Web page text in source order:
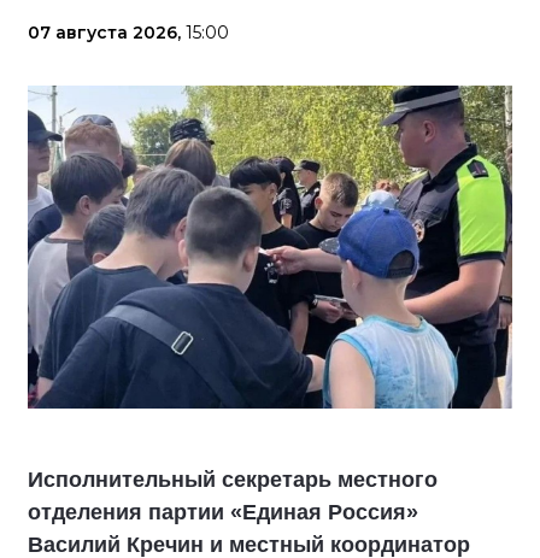
07 августа 2026, 15:00
Исполнительный секретарь местного
отделения партии «Единая Россия»
Василий Кречин и местный координатор